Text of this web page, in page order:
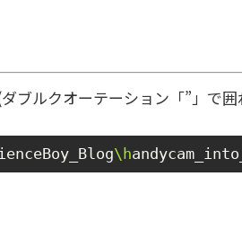
ブルクオーテーション「”」で
\h